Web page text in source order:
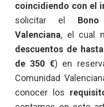
coincidiendo con el
solicitar el
Valenciana, el cual
descuentos de
de 350 €) en
Comunidad
conocer los